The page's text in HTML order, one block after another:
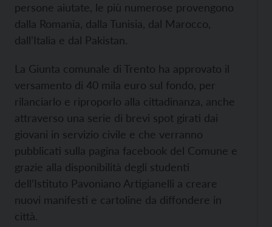
persone aiutate, le più numerose provengono
dalla Romania, dalla Tunisia, dal Marocco,
dall’Italia e dal Pakistan.
La Giunta comunale di Trento ha approvato il
versamento di 40 mila euro sul fondo, per
rilanciarlo e riproporlo alla cittadinanza, anche
attraverso una serie di brevi spot girati dai
giovani in servizio civile e che verranno
pubblicati sulla pagina facebook del Comune e
grazie alla disponibilità degli studenti
dell’Istituto Pavoniano Artigianelli a creare
nuovi manifesti e cartoline da diffondere in
città.